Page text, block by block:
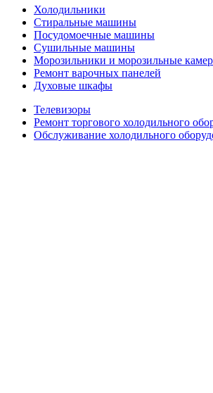
Холодильники
Стиральные машины
Посудомоечные машины
Сушильные машины
Морозильники и морозильные
Ремонт варочных панелей
Духовые шкафы
Телевизоры
Ремонт торгового холодильного
Обслуживание холодильного